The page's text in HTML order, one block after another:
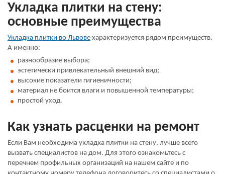
Укладка плитки на стену:
основные преимущества
Укладка плитки во Львове характеризуется рядом преимуществ.
А именно:
разнообразие выбора;
эстетически привлекательный внешний вид;
высокие показатели гигиеничности;
материал не боится влаги и повышенной температуры;
простой уход.
Как узнать расценки на ремонт
Если Вам необходима укладка плитки на стену, лучше всего
вызвать специалистов на дом. Для этого ознакомьтесь с
перечнем профильных организаций на нашем сайте и по